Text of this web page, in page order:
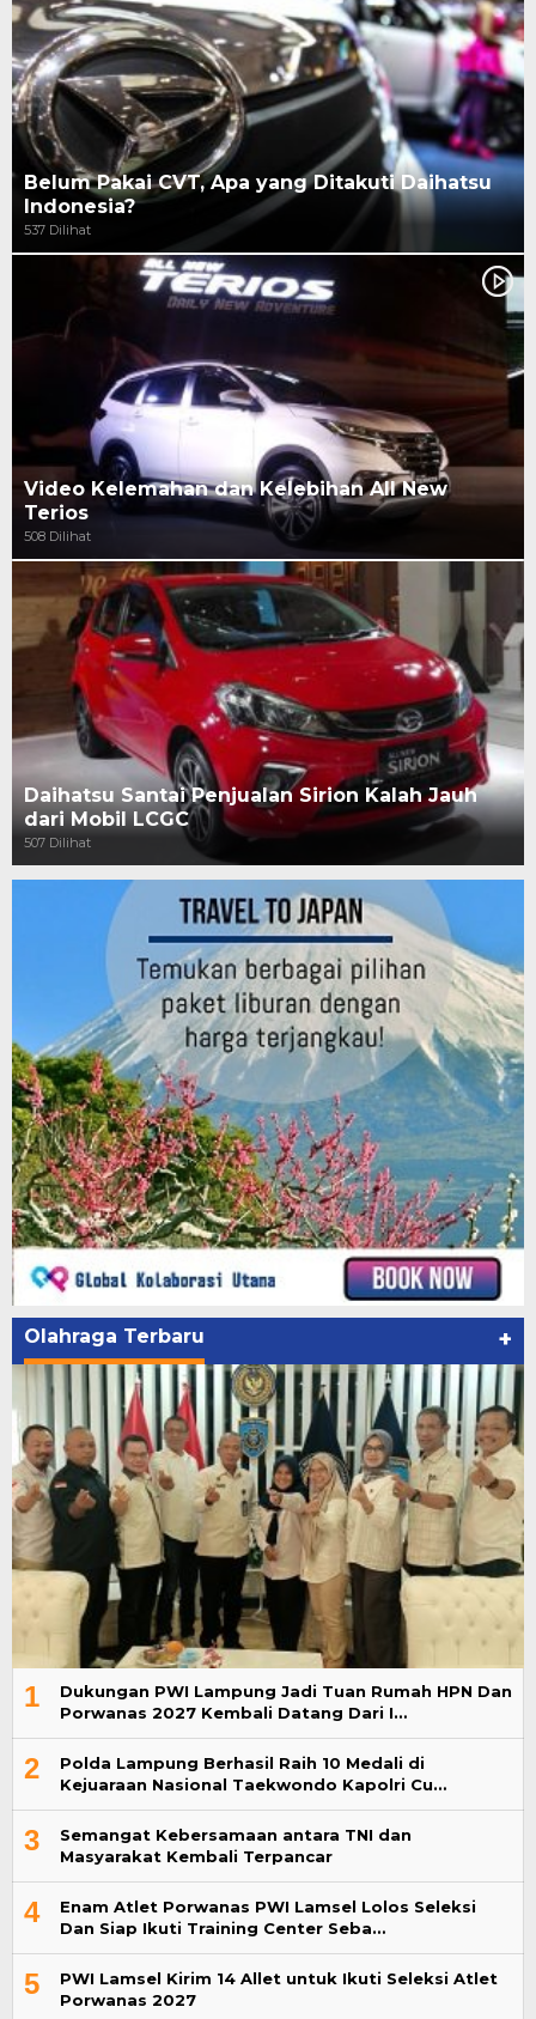
Belum Pakai CVT, Apa yang Ditakuti Daihatsu
Indonesia?
537 Dilihat
Video Kelemahan dan Kelebihan All New
Terios
508 Dilihat
Daihatsu Santai Penjualan Sirion Kalah Jauh
dari Mobil LCGC
507 Dilihat
Olahraga Terbaru +
1
Dukungan PWI Lampung Jadi Tuan Rumah HPN Dan
Porwanas 2027 Kembali Datang Dari I…
2
Polda Lampung Berhasil Raih 10 Medali di
Kejuaraan Nasional Taekwondo Kapolri Cu…
3
Semangat Kebersamaan antara TNI dan
Masyarakat Kembali Terpancar
4
Enam Atlet Porwanas PWI Lamsel Lolos Seleksi
Dan Siap Ikuti Training Center Seba…
5
PWI Lamsel Kirim 14 Allet untuk Ikuti Seleksi Atlet
Porwanas 2027